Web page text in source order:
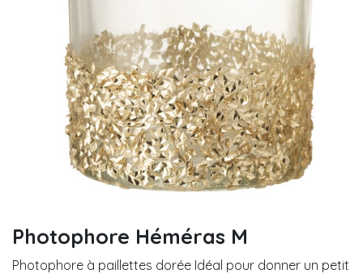
Photophore Héméras M
Photophore à paillettes dorée Idéal pour donner un petit